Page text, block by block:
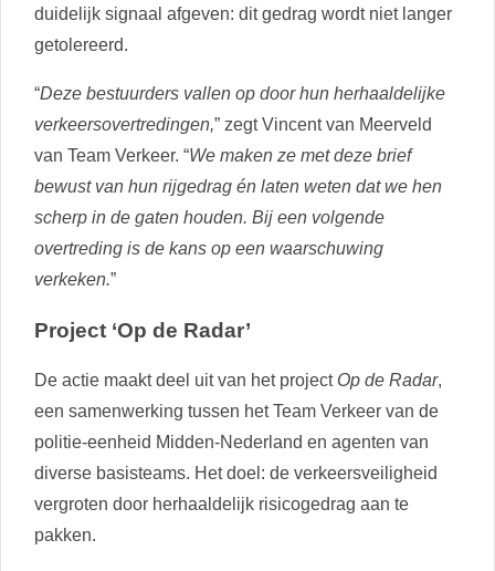
duidelijk signaal afgeven: dit gedrag wordt niet langer
getolereerd.
“Deze bestuurders vallen op door hun herhaaldelijke
verkeersovertredingen,” zegt Vincent van Meerveld
van Team Verkeer. “We maken ze met deze brief
bewust van hun rijgedrag én laten weten dat we hen
scherp in de gaten houden. Bij een volgende
overtreding is de kans op een waarschuwing
verkeken.”
Project ‘Op de Radar’
De actie maakt deel uit van het project Op de Radar,
een samenwerking tussen het Team Verkeer van de
politie-eenheid Midden-Nederland en agenten van
diverse basisteams. Het doel: de verkeersveiligheid
vergroten door herhaaldelijk risicogedrag aan te
pakken.